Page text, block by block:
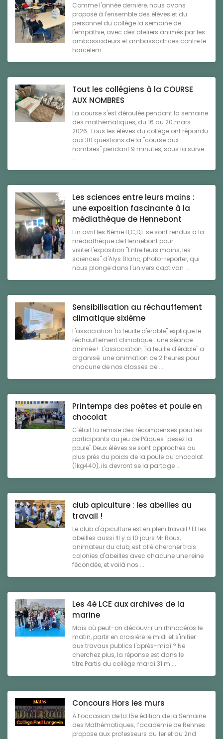
Comme l'année dernière, nous avons
proposé à l'ensemble des élèves et du
personnel du collège la semaine de
l'empathie, avec des ateliers animés par les
ambassadeurs et ambassadrices contre le
harcèlem ...
Tout les collégiens à la COURSE
AUX NOMBRES
La course s'est déroulée pendant la semaine
des mathématiques, du 16 au 20 mars
2026. Tous les élèves du collège ont répondu
aux 30 questions de la "course aux
nombres" pendant 9 minutes, sous la surve
...
Les sciences entre leurs mains :
une exposition fascinante à la
médiathèque de Hennebont
Fin avril les 6ème B,C,D,E se sont rendus à la
médiathèque de Hennebont pour
visiter l'exposition "Entre leurs mains, les
sciences" d'Alys Blanc, photo-reporter, qui
nous plonge dans l'univers captivan ...
Sensibilisation au réchauffement
climatique sixième
L'association 'la feuille d'érable" explique le
réchauffement climatique : une séance
animée ! L'association "la feuille d'érable" a
organisé une animation de 2 heures pour
chacune de nos classes de ...
Printemps des poètes et poule en
chocolat
C'était la remise des récompenses pour les
participants au jeu de Pâques "pesez la
poule".Deux élèves se sont approchés au
plus près du poids de la poule au chocolat
(1kg440), ils devront se la partage ...
club apiculture : les abeilles au
travail !
Le club d'apiculture est en plein travail ! Et les
abeilles aussi !Il y a 10 jours Mr Roux,
animateur du club, est allé chercher trois
colonies d'abeilles avec chacune une reine
fécondée, et voilà nos ...
Les 4è LCE aux archives de la
marine
Mais où peut-on découvrir un rhinocéros le
matin, partir en croisière le midi et s'initier
aux travaux publics l'après-midi ? Ne
cherchez plus, la réponse est dans le
titre.Partis du collège mardi 31 m ...
Concours Hors les murs
À l’occasion de la 15e édition de la Semaine
des Mathématiques, l’académie de Rennes
propose aux professeurs du 1er et du 2nd